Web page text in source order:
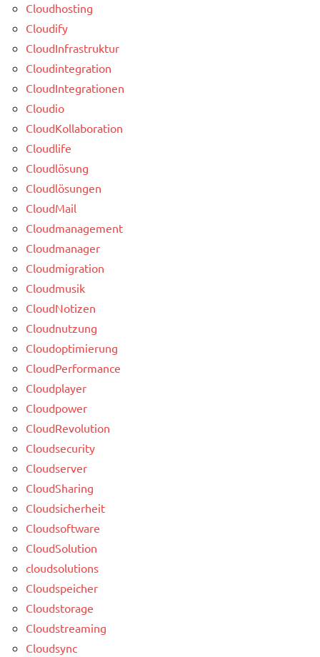
Cloudhosting
Cloudify
CloudInfrastruktur
Cloudintegration
CloudIntegrationen
Cloudio
CloudKollaboration
Cloudlife
Cloudlösung
Cloudlösungen
CloudMail
Cloudmanagement
Cloudmanager
Cloudmigration
Cloudmusik
CloudNotizen
Cloudnutzung
Cloudoptimierung
CloudPerformance
Cloudplayer
Cloudpower
CloudRevolution
Cloudsecurity
Cloudserver
CloudSharing
Cloudsicherheit
Cloudsoftware
CloudSolution
cloudsolutions
Cloudspeicher
Cloudstorage
Cloudstreaming
Cloudsync